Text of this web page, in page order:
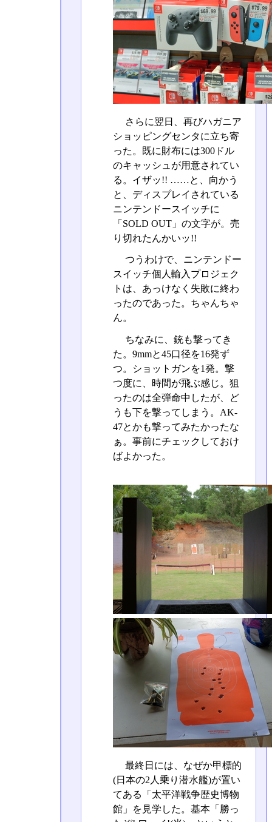
さらに翌日、再びハガニア
ショッピングセンタに立ち寄
った。既に財布には300ドル
のキャッシュが用意されてい
る。イザッ!! ……と、向かう
と、ディスプレイされている
ニンテンドースイッチに
「SOLD OUT」の文字が。売
り切れたんかいッ!!
つうわけで、ニンテンドー
スイッチ個人輸入プロジェク
トは、あっけなく失敗に終わ
ったのであった。ちゃんちゃ
ん。
ちなみに、銃も撃ってき
た。9mmと45口径を16発ず
つ。ショットガンを1発。撃
つ度に、時間が飛ぶ感じ。狙
ったのは全弾命中したが、ど
うも下を撃ってしまう。AK-
47とかも撃ってみたかったな
ぁ。事前にチェックしておけ
ばよかった。
最終日には、なぜか甲標的
(日本の2人乗り潜水艦)が置い
てある「太平洋戦争歴史博物
館」を見学した。基本「勝っ